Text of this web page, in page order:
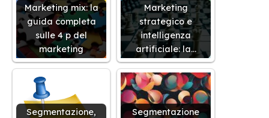
Marketing mix: la
guida completa
sulle 4 p del
marketing
Marketing
strategico e
intelligenza
artificiale: la…
Segmentazione,
Segmentazione